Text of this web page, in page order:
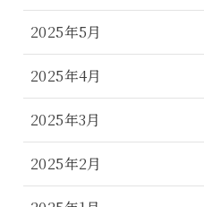
2025年5月
2025年4月
2025年3月
2025年2月